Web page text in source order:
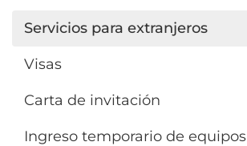
Servicios para extranjeros
Visas
Carta de invitación
Ingreso temporario de equipos